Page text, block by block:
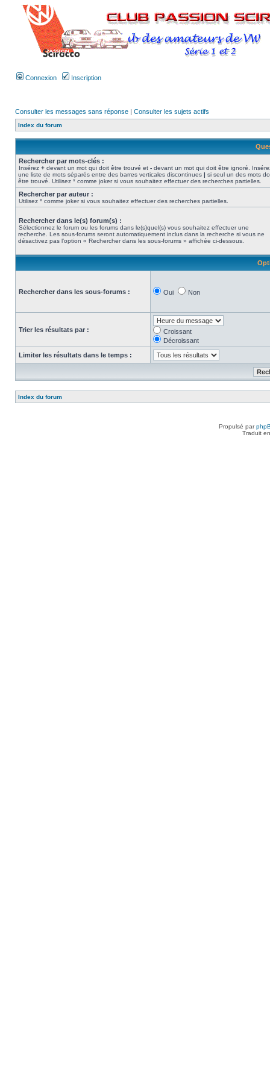
Connexion Inscription
Consulter les messages sans réponse | Consulter les sujets actifs
Index du forum
Rechercher par mots-clés :
Insérez + devant un mot qui doit être trouvé et - devant un mot qui doit être ignoré.
une liste de mots séparés entre des barres verticales discontinues | si seul un des mots
être trouvé. Utilisez * comme joker si vous souhaitez effectuer des recherches partielles.
Rechercher par auteur :
Utilisez * comme joker si vous souhaitez effectuer des recherches partielles.
Rechercher dans le(s) forum(s) :
Sélectionnez le forum ou les forums dans le(s)quel(s) vous souhaitez effectuer une
recherche. Les sous-forums seront automatiquement inclus dans la recherche si vous ne
désactivez pas l’option « Rechercher dans les sous-forums » affichée ci-dessous.
Rechercher dans les sous-forums : Oui Non
Trier les résultats par :
Croissant
Décroissant
Limiter les résultats dans le temps :
Index du forum
Propulsé par
Traduit